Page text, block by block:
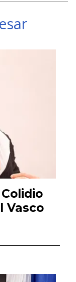
Vasco